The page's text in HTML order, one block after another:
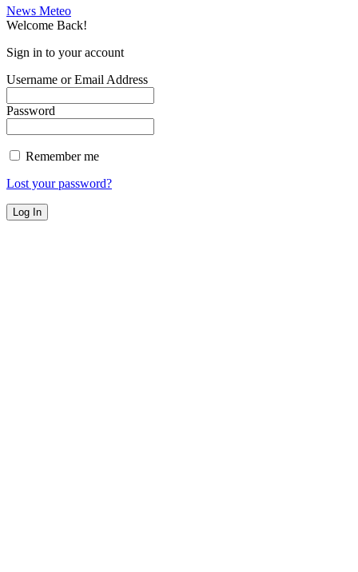
News Meteo
Welcome Back!
Sign in to your account
Username or Email Address
Password
Remember me
Lost your password?